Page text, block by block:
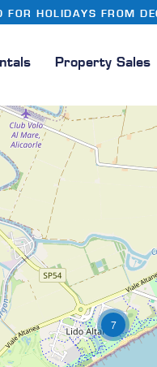
FOR HOLIDAYS FROM
Property Sales
7